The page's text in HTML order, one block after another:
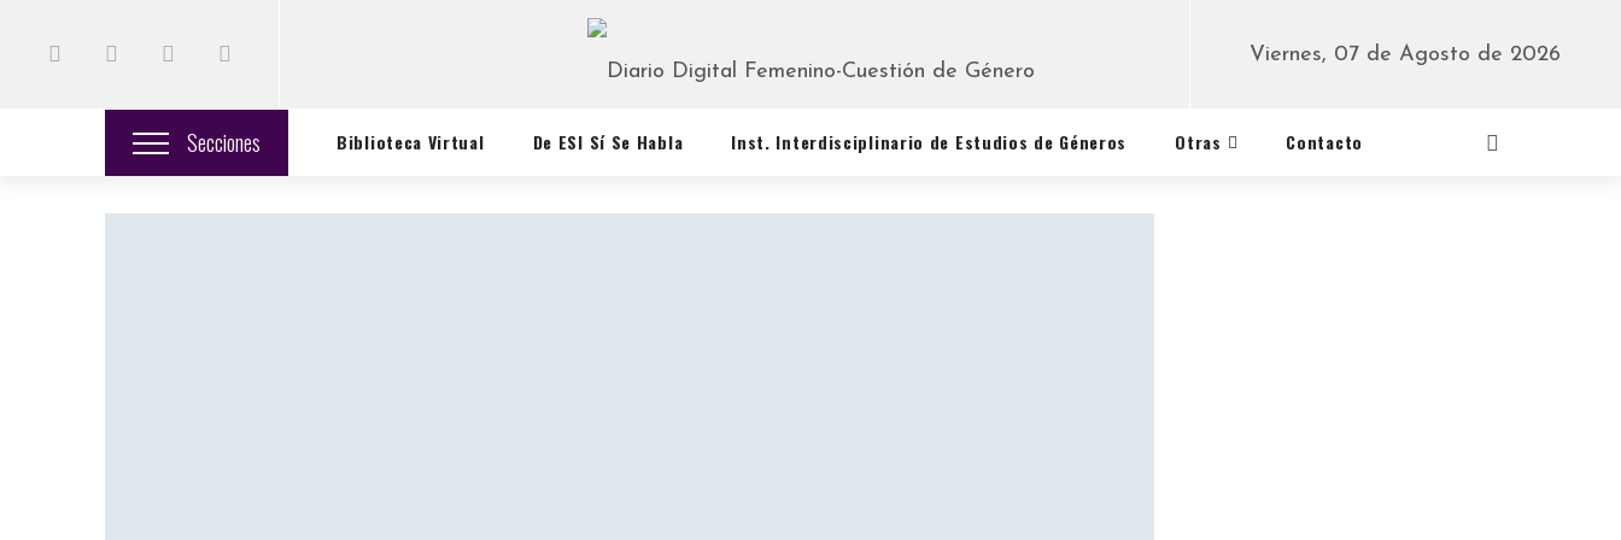
Viernes, 07 de Agosto de 2026
Secciones Biblioteca Virtual De ESI Sí Se Habla Inst. Interdisciplinario de Estudios de Géneros Otras Contacto